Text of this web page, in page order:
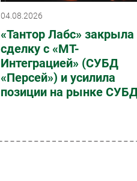
04.08.2026
«Тантор Лабс» закрыла
сделку с «МТ-
Интеграцией» (СУБД
«Персей») и усилила
позиции на рынке